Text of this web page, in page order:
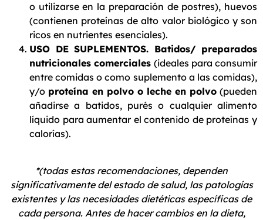
o utilizarse en la preparación de postres), huevos
(contienen proteínas de alto valor biológico y son
ricos en nutrientes esenciales).
USO DE SUPLEMENTOS. Batidos/ preparados
nutricionales comerciales (ideales para consumir
entre comidas o como suplemento a las comidas),
y/o proteína en polvo o leche en polvo (pueden
añadirse a batidos, purés o cualquier alimento
líquido para aumentar el contenido de proteínas y
calorías).
*(todas estas recomendaciones, dependen
significativamente del estado de salud, las patologías
existentes y las necesidades dietéticas específicas de
cada persona. Antes de hacer cambios en la dieta,